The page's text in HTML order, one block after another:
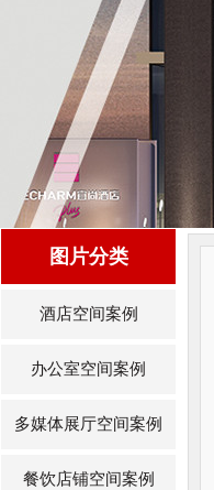
图片分类
酒店空间案例
办公室空间案例
多媒体展厅空间案例
餐饮店铺空间案例